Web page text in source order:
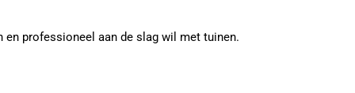
en professioneel aan de slag wil met tuinen.